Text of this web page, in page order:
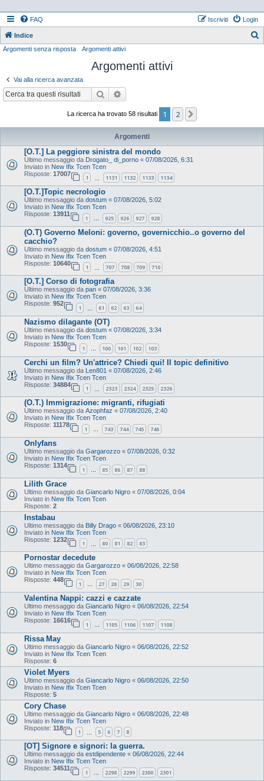
FAQ Login
Iscriviti
Indice
Argomenti senza risposta Argomenti attivi
Argomenti attivi
Vai alla ricerca avanzata
Cerca
La ricerca ha trovato 58 risultati 1 2
Argomenti
[O.T.] La peggiore sinistra del mondo
Ultimo messaggio da Drogato_ di_porno « 07/08/2026, 6:31
Inviato in New Ifix Tcen Tcen
Risposte: 17007
1 1131 1132 1133 1134
[O.T.]Topic necrologio
Ultimo messaggio da dostum « 07/08/2026, 5:02
Inviato in New Ifix Tcen Tcen
Risposte: 13911
1 … 925 926 927 928
(O.T) Governo Meloni: governo, governicchio..o governo del
cacchio?
Ultimo messaggio da dostum « 07/08/2026, 4:51
Inviato in New Ifix Tcen Tcen
Risposte: 10640
1 707 708 709 710
[O.T.] Corso di fotografia
Ultimo messaggio da pan « 07/08/2026, 3:36
Inviato in New Ifix Tcen Tcen
Risposte: 952
1 61 62 63 64
Nazismo dilagante (OT)
Ultimo messaggio da dostum « 07/08/2026, 3:34
Inviato in New Ifix Tcen Tcen
Risposte: 1530
1 … 100 101 102 103
Cerchi un film? Un'attrice? Chiedi qui! Il topic definitivo
Ultimo messaggio da Len801 « 07/08/2026, 2:46
Inviato in New Ifix Tcen Tcen
Risposte: 34884
1 2323 2324 2325 2326
(O.T.) Immigrazione: migranti, rifugiati
Ultimo messaggio da Azophfaz « 07/08/2026, 2:40
Inviato in New Ifix Tcen Tcen
Risposte: 11178
1 … 743 744 745 746
Onlyfans
Ultimo messaggio da Gargarozzo « 07/08/2026, 0:32
Inviato in New Ifix Tcen Tcen
Risposte: 1314
1 … 85 86 87 88
Lilith Grace
Ultimo messaggio da Giancarlo Nigro « 07/08/2026, 0:04
Inviato in New Ifix Tcen Tcen
Risposte: 2
Instabau
Ultimo messaggio da Billy Drago « 06/08/2026, 23:10
Inviato in New Ifix Tcen Tcen
Risposte: 1232
1 80 81 82 83
Pornostar decedute
Ultimo messaggio da Gargarozzo « 06/08/2026, 22:58
Inviato in New Ifix Tcen Tcen
Risposte: 448
1 … 27 28 29 30
Valentina Nappi: cazzi e cazzate
Ultimo messaggio da Giancarlo Nigro « 06/08/2026, 22:54
Inviato in New Ifix Tcen Tcen
Risposte: 16616
1 … 1105 1106 1107 1108
Rissa May
Ultimo messaggio da Giancarlo Nigro « 06/08/2026, 22:52
Inviato in New Ifix Tcen Tcen
Risposte: 6
Violet Myers
Ultimo messaggio da Giancarlo Nigro « 06/08/2026, 22:50
Inviato in New Ifix Tcen Tcen
Risposte: 5
Cory Chase
Ultimo messaggio da Giancarlo Nigro « 06/08/2026, 22:48
Inviato in New Ifix Tcen Tcen
Risposte: 118
1 5 6 7 8
[OT] Signore e signori: la guerra.
Ultimo messaggio da estdipendente « 06/08/2026, 22:44
Inviato in New Ifix Tcen Tcen
Risposte: 34511
1 … 2298 2299 2300 2301